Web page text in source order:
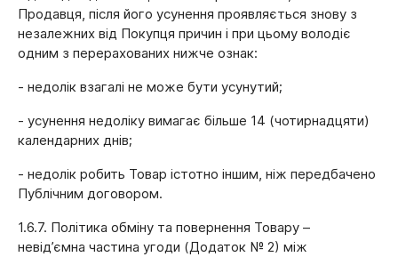
Продавця, після його усунення проявляється знову з
незалежних від Покупця причин і при цьому володіє
одним з перерахованих нижче ознак:
- недолік взагалі не може бути усунутий;
- усунення недоліку вимагає більше 14 (чотирнадцяти)
календарних днів;
- недолік робить Товар істотно іншим, ніж передбачено
Публічним договором.
1.6.7. Політика обміну та повернення Товару –
невід’ємна частина угоди (Додаток № 2) між